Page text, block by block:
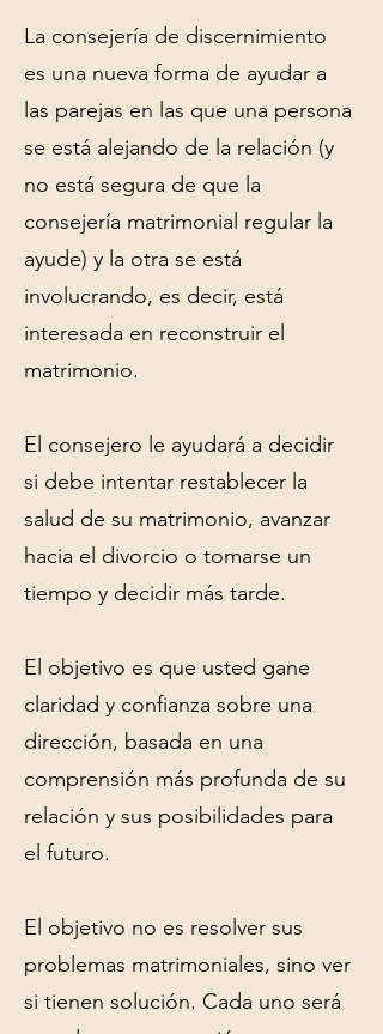
La consejería de discernimiento
es una nueva forma de ayudar a
las parejas en las que una persona
se está alejando de la relación (y
no está segura de que la
consejería matrimonial regular la
ayude) y la otra se está
involucrando, es decir, está
interesada en reconstruir el
matrimonio.
El consejero le ayudará a decidir
si debe intentar restablecer la
salud de su matrimonio, avanzar
hacia el divorcio o tomarse un
tiempo y decidir más tarde.
El objetivo es que usted gane
claridad y confianza sobre una
dirección, basada en una
comprensión más profunda de su
relación y sus posibilidades para
el futuro.
El objetivo no es resolver sus
problemas matrimoniales, sino ver
si tienen solución. Cada uno será